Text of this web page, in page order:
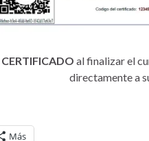
CERTIFICADO al finalizar el
directamente a
Más